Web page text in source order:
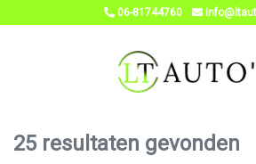
06-81744760
25 resultaten gevonden